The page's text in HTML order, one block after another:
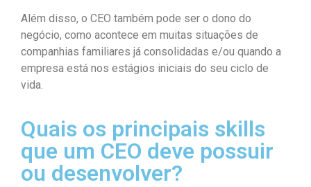
Além disso, o CEO também pode ser o dono do
negócio, como acontece em muitas situações de
companhias familiares já consolidadas e/ou quando a
empresa está nos estágios iniciais do seu ciclo de
vida.
Quais os principais skills
que um CEO deve possuir
ou desenvolver?